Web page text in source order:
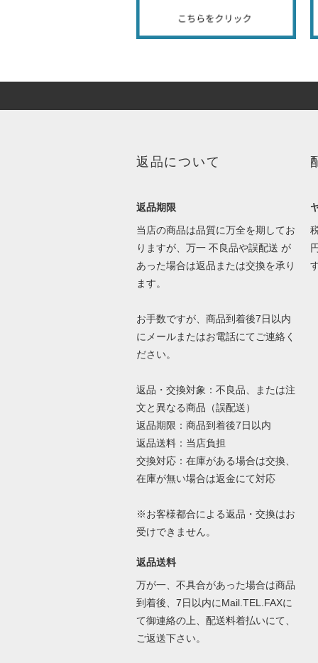
返品について
返品期限
当店の商品は品質に万全を期してお
りますが、万一 不良品や誤配送 が
あった場合は返品または交換を承り
ます。
お手数ですが、商品到着後7日以内
にメールまたはお電話にてご連絡く
ださい。
返品・交換対象：不良品、または注
文と異なる商品（誤配送）
返品期限：商品到着後7日以内
返品送料：当店負担
交換対応：在庫がある場合は交換、
在庫が無い場合は返金にて対応
※お客様都合による返品・交換はお
受けできません。
返品送料
万が一、不具合があった場合は商品
到着後、7日以内にMail.TEL.FAXに
て御連絡の上、配送料着払いにて、
ご返送下さい。